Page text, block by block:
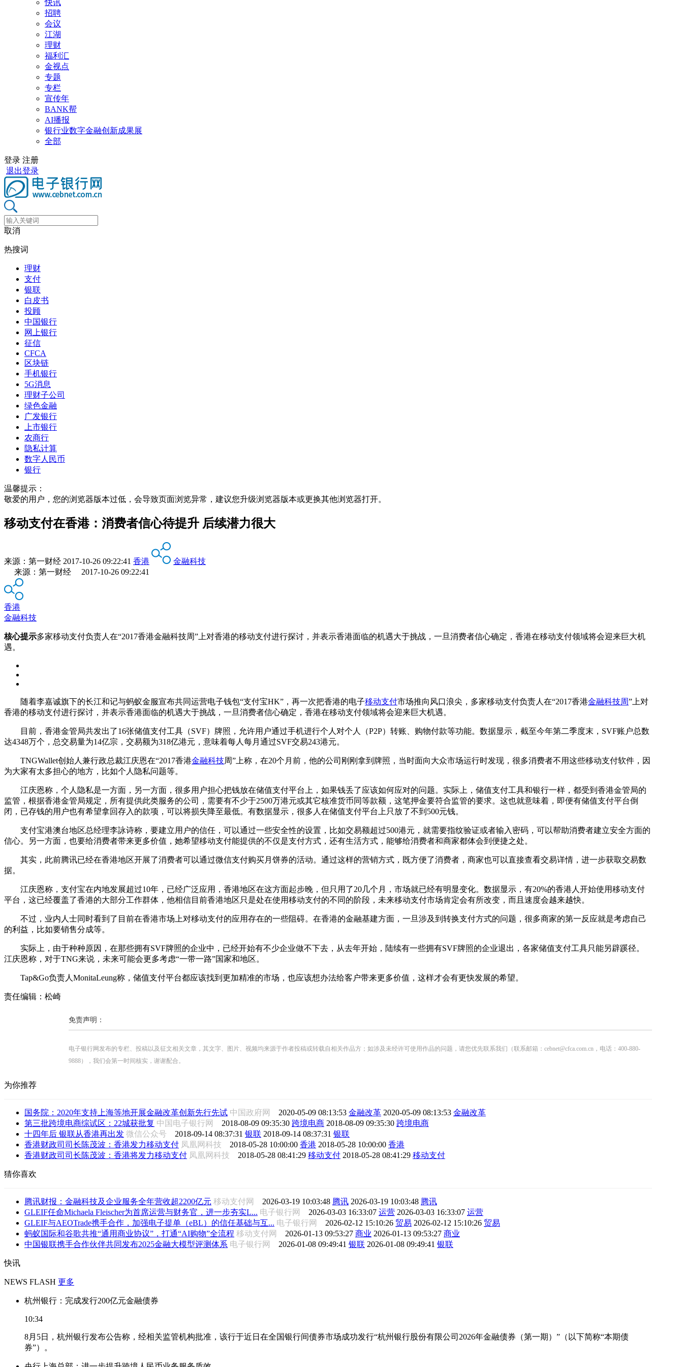
快讯
招聘
会议
江湖
理财
福利汇
金视点
专题
专栏
宣传年
BANK帮
AI播报
银行业数字金融创新成果展
全部
登录 注册
退出登录
取消
热搜词
理财
支付
银联
白皮书
投顾
中国银行
网上银行
征信
CFCA
区块链
手机银行
5G消息
理财子公司
绿色金融
广发银行
上市银行
农商行
隐私计算
数字人民币
银行
温馨提示：
敬爱的用户，您的浏览器版本过低，会导致页面浏览异常，建议您升级浏览器版本或更换其他浏览器打开。
移动支付在香港：消费者信心待提升 后续潜力很大
来源： 第一财经 2017-10-26 09:22:41 香港
金融科技
来源：第一财经 2017-10-26 09:22:41
香港
金融科技
核心提示多家移动支付负责人在“2017香港金融科技周”上对香港的移动支付进行探讨，并表示香港面临的机遇大于挑战，一旦消费者信心确定，香港在移动支付领域将会迎来巨大机
遇。
随着李嘉诚旗下的长江和记与蚂蚁金服宣布共同运营电子钱包“支付宝HK”，再一次把香港的电子移动支付市场推向风口浪尖，多家移动支付负责人在“2017香港金融科技周”上对
香港的移动支付进行探讨，并表示香港面临的机遇大于挑战，一旦消费者信心确定，香港在移动支付领域将会迎来巨大机遇。
目前，香港金管局共发出了16张储值支付工具（SVF）牌照，允许用户通过手机进行个人对个人（P2P）转账、购物付款等功能。数据显示，截至今年第二季度末，SVF账户总数
达4348万个，总交易量为14亿宗，交易额为318亿港元，意味着每人每月通过SVF交易243港元。
TNGWallet创始人兼行政总裁江庆恩在“2017香港金融科技周”上称，在20个月前，他的公司刚刚拿到牌照，当时面向大众市场运行时发现，很多消费者不用这些移动支付软件，因
为大家有太多担心的地方，比如个人隐私问题等。
江庆恩称，个人隐私是一方面，另一方面，很多用户担心把钱放在储值支付平台上，如果钱丢了应该如何应对的问题。实际上，储值支付工具和银行一样，都受到香港金管局的
监管，根据香港金管局规定，所有提供此类服务的公司，需要有不少于2500万港元或其它核准货币同等款额，这笔押金要符合监管的要求。这也就意味着，即便有储值支付平台倒
闭，已存钱的用户也有希望拿回存入的款项，可以将损失降至最低。有数据显示，很多人在储值支付平台上只放了不到500元钱。
支付宝港澳台地区总经理李詠诗称，要建立用户的信任，可以通过一些安全性的设置，比如交易额超过500港元，就需要指纹验证或者输入密码，可以帮助消费者建立安全方面的
信心。另一方面，也要给消费者带来更多价值，她希望移动支付能提供的不仅是支付方式，还有生活方式，能够给消费者和商家都体会到便捷之处。
其实，此前腾讯已经在香港地区开展了消费者可以通过微信支付购买月饼券的活动。通过这样的营销方式，既方便了消费者，商家也可以直接查看交易详情，进一步获取交易数
据。
江庆恩称，支付宝在内地发展超过10年，已经广泛应用，香港地区在这方面起步晚，但只用了20几个月，市场就已经有明显变化。数据显示，有20%的香港人开始使用移动支付
平台，这已经覆盖了香港的大部分工作群体，他相信目前香港地区只是处在使用移动支付的不同的阶段，未来移动支付市场肯定会有所改变，而且速度会越来越快。
不过，业内人士同时看到了目前在香港市场上对移动支付的应用存在的一些阻碍。在香港的金融基建方面，一旦涉及到转换支付方式的问题，很多商家的第一反应就是考虑自己
的利益，比如要销售分成等。
实际上，由于种种原因，在那些拥有SVF牌照的企业中，已经开始有不少企业做不下去，从去年开始，陆续有一些拥有SVF牌照的企业退出，各家储值支付工具只能另辟蹊径。
江庆恩称，对于TNG来说，未来可能会更多考虑“一带一路”国家和地区。
Tap&Go负责人MonitaLeung称，储值支付平台都应该找到更加精准的市场，也应该想办法给客户带来更多价值，这样才会有更快发展的希望。
责任编辑：松崎
免责声明：
电子银行网发布的专栏、投稿以及征文相关文章，其文字、图片、视频均来源于作者投稿或转载自相关作品方；如涉及未经许可使用作品的问题，请您优先联系我们（联系邮箱：cebnet@cfca.com.cn，电话：400-880-
9888），我们会第一时间核实，谢谢配合。
为你推荐
国务院：2020年支持上海等地开展金融改革创新先行先试 中国政府网 2020-05-09 08:13:53 金融改革 2020-05-09 08:13:53 金融改革
第三批跨境电商综试区：22城获批复 中国电子银行网 2018-08-09 09:35:30 跨境电商 2018-08-09 09:35:30 跨境电商
十四年后 银联从香港再出发 微信公众号 2018-09-14 08:37:31 银联 2018-09-14 08:37:31 银联
香港财政司司长陈茂波：香港发力移动支付 凤凰网科技 2018-05-28 10:00:00 香港 2018-05-28 10:00:00 香港
香港财政司司长陈茂波：香港将发力移动支付 凤凰网科技 2018-05-28 08:41:29 移动支付 2018-05-28 08:41:29 移动支付
猜你喜欢
腾讯财报：金融科技及企业服务全年营收超2200亿元 移动支付网 2026-03-19 10:03:48 腾讯 2026-03-19 10:03:48 腾讯
GLEIF任命Michaela Fleischer为首席运营与财务官，进一步夯实L... 电子银行网 2026-03-03 16:33:07 运营 2026-03-03 16:33:07 运营
GLEIF与AEOTrade携手合作，加强电子提单（eBL）的信任基础与互... 电子银行网 2026-02-12 15:10:26 贸易 2026-02-12 15:10:26 贸易
蚂蚁国际和谷歌共推“通用商业协议”，打通“AI购物”全流程 移动支付网 2026-01-13 09:53:27 商业 2026-01-13 09:53:27 商业
中国银联携手合作伙伴共同发布2025金融大模型评测体系 电子银行网 2026-01-08 09:49:41 银联 2026-01-08 09:49:41 银联
快讯
NEWS FLASH 更多
杭州银行：完成发行200亿元金融债券
10:34
8月5日，杭州银行发布公告称，经相关监管机构批准，该行于近日在全国银行间债券市场成功发行“杭州银行股份有限公司2026年金融债券（第一期）”（以下简称“本期债
券”）。